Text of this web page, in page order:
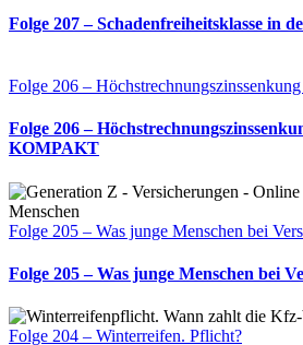
Folge 207 – Schadenfreiheitsklasse in
Folge 206 –
Folge 206 –
KOMPAKT
Folge 205 – Was junge Menschen bei
Folge 205 – Was junge Menschen bei
Folge 204 – Winterreifen. Pflicht?